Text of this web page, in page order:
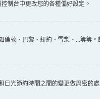
制台中更改您的各種偏好設定。
敦、巴黎、紐約、雪梨、...等等
光節約時間之間的變更做周密的